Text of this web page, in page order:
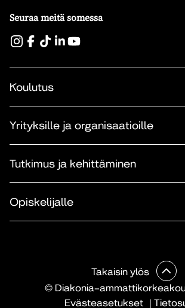
Seuraa meitä somessa
Koulutus
Yrityksille ja organisaatioille
Tutkimus ja kehittäminen
Opiskelijalle
©
Evästeasetukset
|
Takaisin ylös